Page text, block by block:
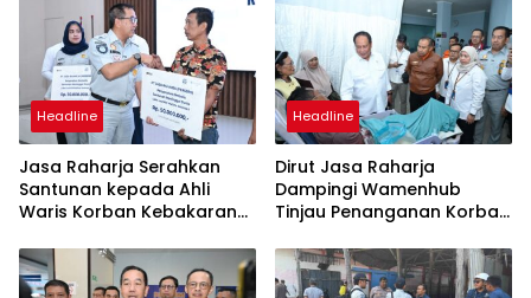
Headline
Jasa Raharja Serahkan
Santunan kepada Ahli
Waris Korban Kebakaran
Headline
Dirut Jasa Raharja
Dampingi Wamenhub
Tinjau Penanganan Korban
PHC Surabaya